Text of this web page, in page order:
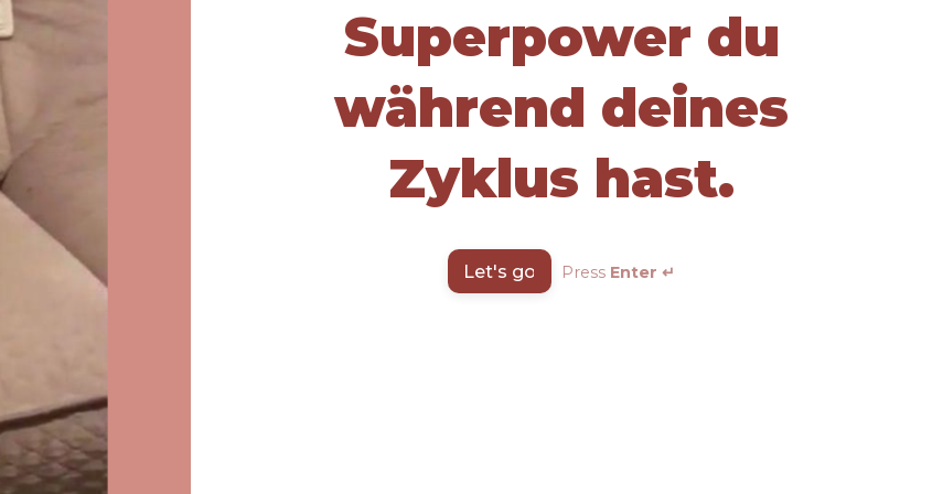
Superpower du
während deines
Zyklus hast.
Let's go Press Enter ↵